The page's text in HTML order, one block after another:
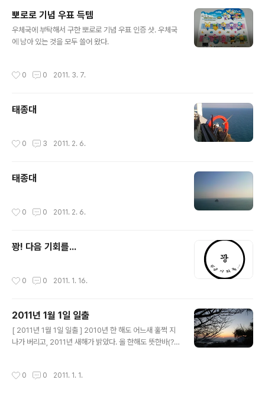
뽀로로 기념 우표 득템
우체국에 부탁해서 구한 뽀로로 기념 우표 인증 샷. 우체국
에 남아 있는 것을 모두 쓸어 왔다.
0 0 2011. 3. 7.
태종대
0 3 2011. 2. 6.
태종대
0 0 2011. 2. 6.
꽝! 다음 기회를...
0 0 2011. 1. 16.
2011년 1월 1일 일출
[ 2011년 1월 1일 일출 ] 2010년 한 해도 어느새 훌쩍 지
나가 버리고, 2011년 새해가 밝았다. 올 한해도 뜻한바(?)
0 0 2011. 1. 1.